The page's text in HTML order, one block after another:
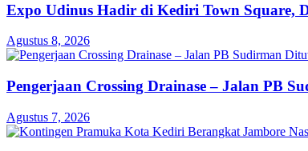
Expo Udinus Hadir di Kediri Town Square,
Agustus 8, 2026
Pengerjaan Crossing Drainase – Jalan PB
Agustus 7, 2026